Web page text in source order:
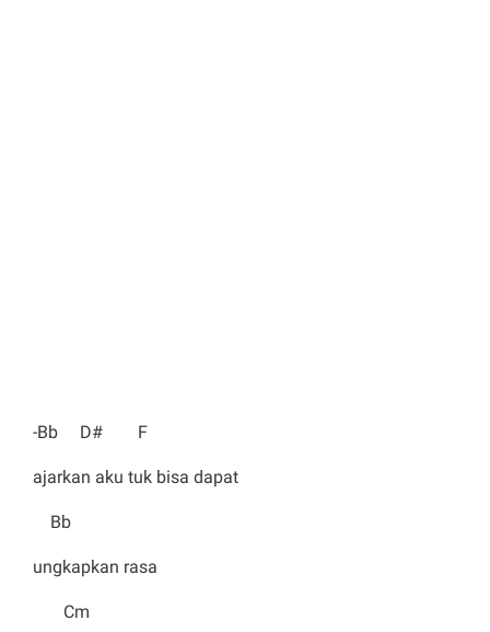
-Bb D# F
ajarkan aku tuk bisa dapat
Bb
ungkapkan rasa
Cm